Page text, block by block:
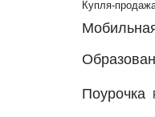
Купля-
Поурочка